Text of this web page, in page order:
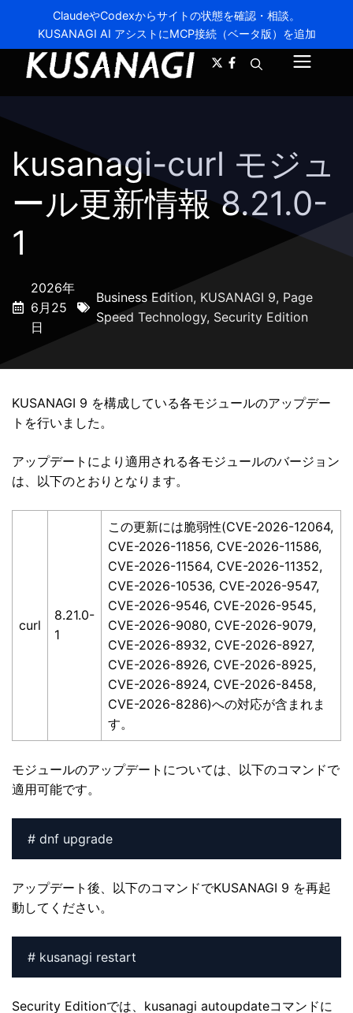
ClaudeやCodexからサイトの状態を確認・相談。
KUSANAGI AI アシストにMCP接続（ベータ版）を追加
ニ
ー
kusanagi-curl モジュ
ール更新情報 8.21.0-
1
2026年
6月25
日
Business Edition, KUSANAGI 9, Page
Speed Technology, Security Edition
KUSANAGI 9 を構成している各モジュールのアップデー
トを行いました。
アップデートにより適用される各モジュールのバージョン
は、以下のとおりとなります。
curl
8.21.0-
1
この更新には脆弱性(CVE-2026-12064,
CVE-2026-11856, CVE-2026-11586,
CVE-2026-11564, CVE-2026-11352,
CVE-2026-10536, CVE-2026-9547,
CVE-2026-9546, CVE-2026-9545,
CVE-2026-9080, CVE-2026-9079,
CVE-2026-8932, CVE-2026-8927,
CVE-2026-8926, CVE-2026-8925,
CVE-2026-8924, CVE-2026-8458,
CVE-2026-8286)への対応が含まれま
す。
モジュールのアップデートについては、以下のコマンドで
適用可能です。
# dnf upgrade
アップデート後、以下のコマンドでKUSANAGI 9 を再起
動してください。
# kusanagi restart
Security Editionでは、kusanagi autoupdateコマンドに
A- A+